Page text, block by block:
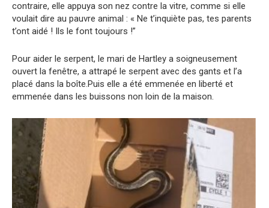
contraire, elle appuya son nez contre la vitre, comme si elle
voulait dire au pauvre animal : « Ne t’inquiète pas, tes parents
t’ont aidé ! Ils le font toujours !”
Pour aider le serpent, le mari de Hartley a soigneusement
ouvert la fenêtre, a attrapé le serpent avec des gants et l’a
placé dans la boîte.Puis elle a été emmenée en liberté et
emmenée dans les buissons non loin de la maison.